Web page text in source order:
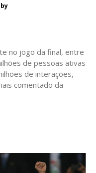
by
no jogo da final, entre
de pessoas ativas
de interações,
comentado da